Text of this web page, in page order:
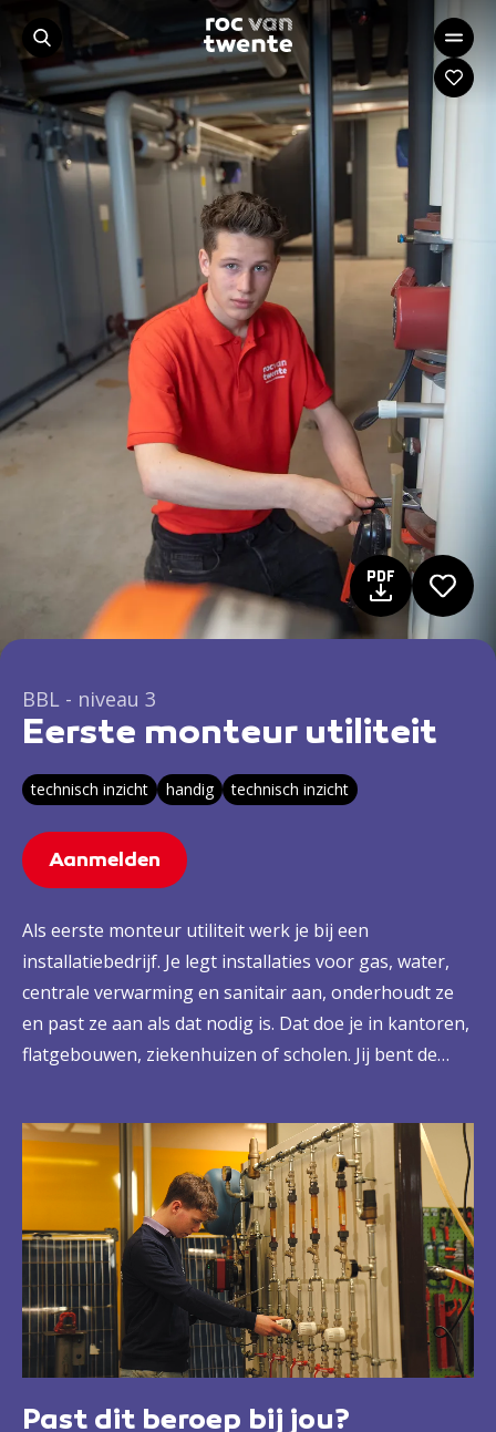
BBL - niveau 3
Eerste monteur utiliteit
technisch inzicht handig technisch inzicht
Aanmelden
Als eerste monteur utiliteit werk je bij een
installatiebedrijf. Je legt installaties voor gas, water,
centrale verwarming en sanitair aan, onderhoudt ze
en past ze aan als dat nodig is. Dat doe je in kantoren,
flatgebouwen, ziekenhuizen of scholen. Jij bent de
ook collega's. Jij bent ervoor verantwoordelijk dat het
werk goed, veilig en op tijd gebeurt. Een belangrijke
Past dit beroep bij jou?